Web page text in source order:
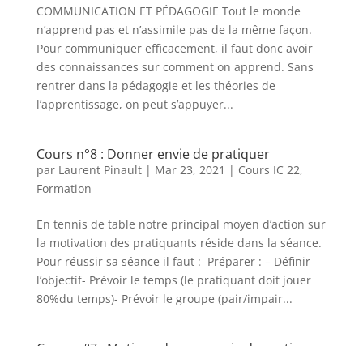
COMMUNICATION ET PÉDAGOGIE Tout le monde
n’apprend pas et n’assimile pas de la même façon.
Pour communiquer efficacement, il faut donc avoir
des connaissances sur comment on apprend. Sans
rentrer dans la pédagogie et les théories de
l’apprentissage, on peut s’appuyer...
Cours n°8 : Donner envie de pratiquer
par Laurent Pinault| Mar 23, 2021 | Cours IC 22,
Formation
En tennis de table notre principal moyen d’action sur
la motivation des pratiquants réside dans la séance.
Pour réussir sa séance il faut : Préparer : – Définir
l’objectif- Prévoir le temps (le pratiquant doit jouer
80%du temps)- Prévoir le groupe (pair/impair...